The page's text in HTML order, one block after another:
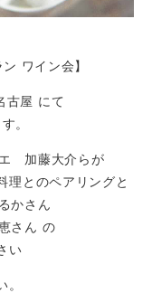
ワイン会】
古屋 にて
。
加藤大介らが
とのペアリングと
かさん
さん の
い
。